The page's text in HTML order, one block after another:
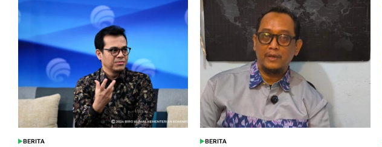
POSTED
BERITA
POSTED
BERITA